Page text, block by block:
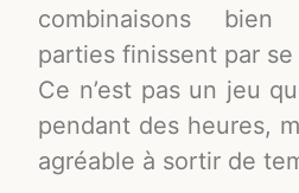
combinaisons
parties finissent par se
Ce n’est pas un jeu
pendant des heures,
agréable à sortir de